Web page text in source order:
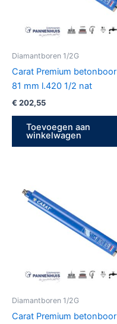
Diamantboren 1/2G
Carat Premium betonboor
81 mm l.420 1/2 nat
€ 202,55
Toevoegen aan
winkelwagen
Diamantboren 1/2G
Carat Premium betonboor